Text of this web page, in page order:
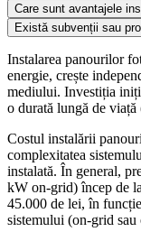
Care sunt avantajele
Există subvenții sau
Instalarea panourilor
energie, crește
mediului. Investiția
o durată lungă de
Costul instalării
complexitatea
instalată. În general,
kW on-grid) încep de
45.000 de lei, în
sistemului (on-grid